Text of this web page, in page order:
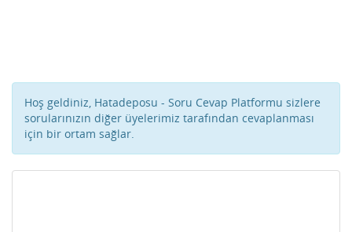
Hoş geldiniz, Hatadeposu - Soru Cevap Platformu sizlere
sorularınızın diğer üyelerimiz tarafından cevaplanması
için bir ortam sağlar.